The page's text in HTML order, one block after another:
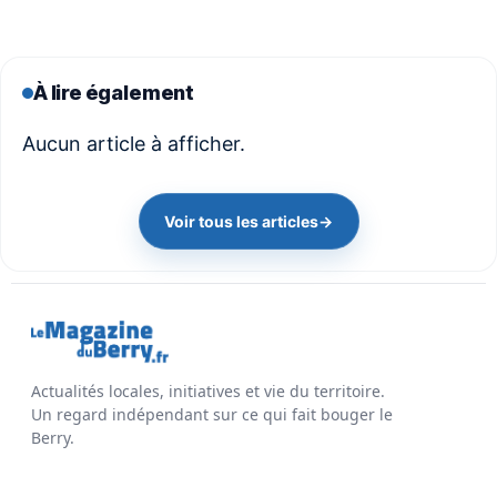
À lire également
Aucun article à afficher.
Voir tous les articles→
Actualités locales, initiatives et vie du territoire.
Un regard indépendant sur ce qui fait bouger le
Berry.